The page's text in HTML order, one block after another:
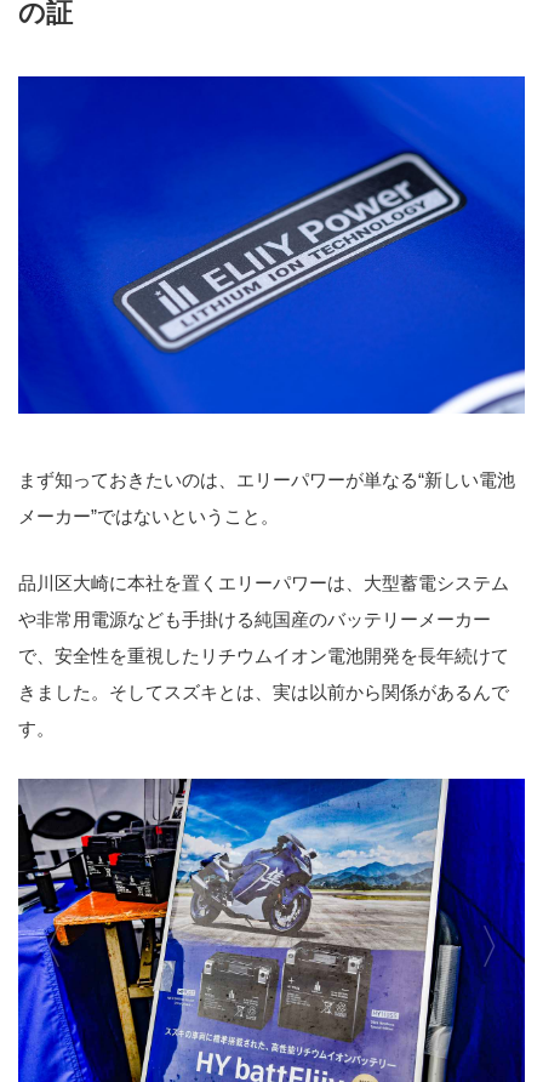
の証
まず知っておきたいのは、エリーパワーが単なる“新しい電池
メーカー”ではないということ。
品川区大崎に本社を置くエリーパワーは、大型蓄電システム
や非常用電源なども手掛ける純国産のバッテリーメーカー
で、安全性を重視したリチウムイオン電池開発を長年続けて
きました。そしてスズキとは、実は以前から関係があるんで
す。